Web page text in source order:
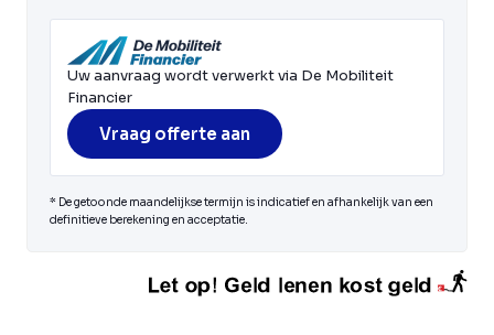
Uw aanvraag wordt verwerkt via De Mobiliteit
Financier
Vraag offerte aan
* De getoonde maandelijkse termijn is indicatief en afhankelijk van een
definitieve berekening en acceptatie.